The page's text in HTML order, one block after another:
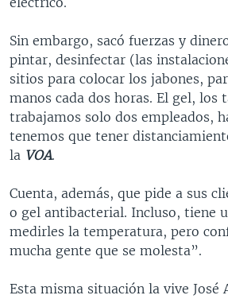
Sin embargo, sacó fuerzas y
pintar, desinfectar (las
sitios para colocar los jabones,
manos cada dos horas. El gel, los
trabajamos solo dos empleados,
tenemos que tener
la VOA.
Cuenta, además, que pide a sus
o gel antibacterial. Incluso, tiene
medirles la temperatura, pero
mucha gente que se molesta”.
Esta misma situación la vive José